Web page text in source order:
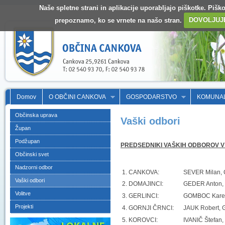
Naše spletne strani in aplikacije uporabljajo piškotke.
prepoznamo, ko se vrnete na našo stran.
Domov O OBČINI CANKOVA GOSPODARSTVO
Občinska uprava
Župan
Podžupan
Občinski svet
Nadzorni odbor
Vaški odbori
Volitve
Projekti
Vaški odbori
PREDSEDNIKI VAŠKIH ODBOROV
1. CANKOVA:
SEVER Milan,
2. DOMAJINCI:
GEDER
3. GERLINCI:
GOMBOC
4. GORNJI ČRNCI:
JAUK Robert,
5. KOROVCI:
IVANIČ